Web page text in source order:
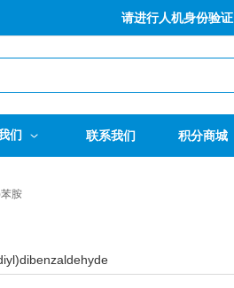
请进行人机身份验证
们 联系我们 积分商城
胺